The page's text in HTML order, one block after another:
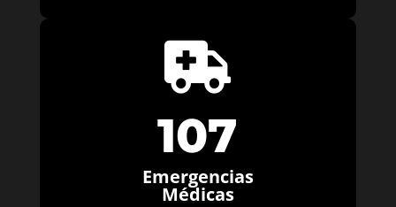

107
Emergencias
Médicas